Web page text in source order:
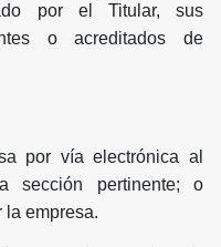
por el Titular, sus
o acreditados de
por vía electrónica al
sección pertinente; o
la empresa.